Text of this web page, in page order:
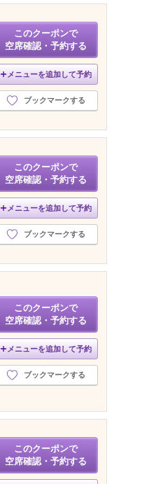
このクーポンで
空席確認・予約する
メニューを追加して予約
ブックマークする
このクーポンで
空席確認・予約する
メニューを追加して予約
ブックマークする
このクーポンで
空席確認・予約する
メニューを追加して予約
ブックマークする
このクーポンで
空席確認・予約する